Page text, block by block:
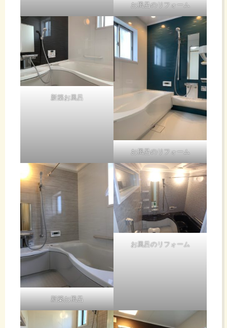
お風呂のリフォーム
新築お風呂
お風呂のリフォーム
新築お風呂
お風呂のリフォーム